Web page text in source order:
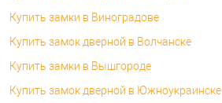
Купить замки в Виноградове
Купить замок дверной в Волчанске
Купить замки в Вышгороде
Купить замок дверной в Южноукраинске